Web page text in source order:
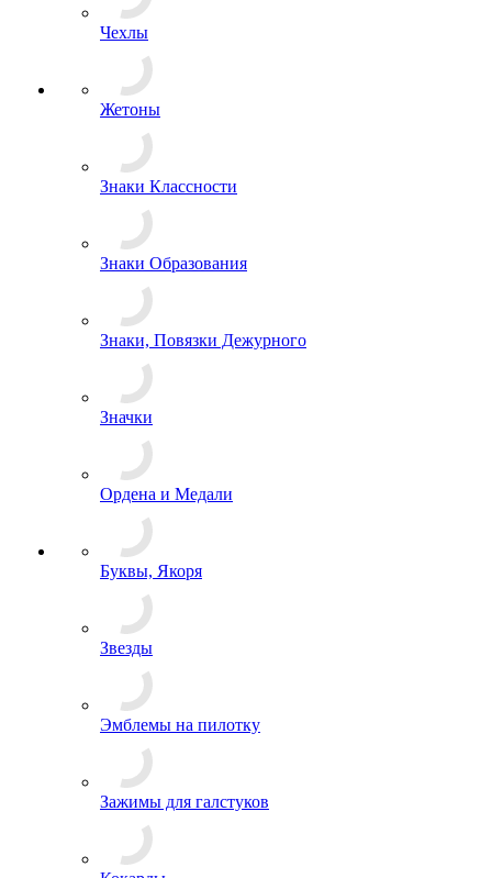
Сумки
Чехлы
Жетоны
Знаки Классности
Знаки Образования
Знаки, Повязки Дежурного
Значки
Ордена и Медали
Буквы, Якоря
Звезды
Эмблемы на пилотку